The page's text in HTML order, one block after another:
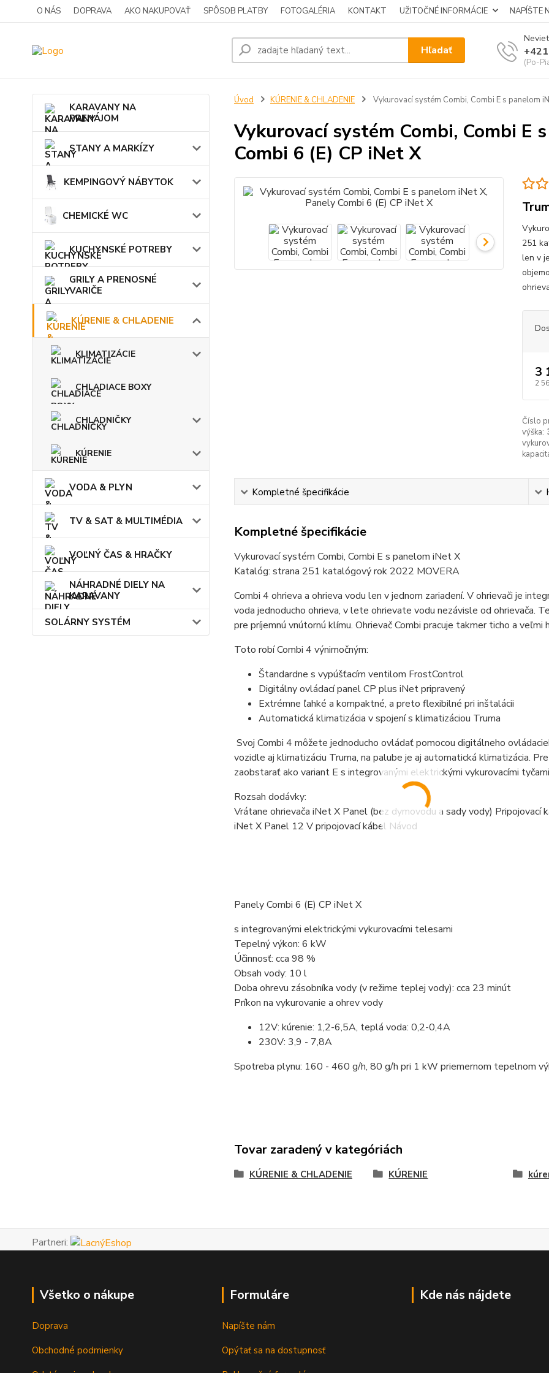
O NÁS DOPRAVA AKO NAKUPOVAŤ SPÔSOB PLATBY FOTOGALÉRIA KONTAKT UŽITOČNÉ INFORMÁCIE NAPÍŠTE
Hľadať
(Po-
KARAVANY NA
PRENÁJOM
STANY A MARKÍZY
KEMPINGOVÝ NÁBYTOK
CHEMICKÉ WC
KUCHYNSKÉ POTREBY
GRILY A PRENOSNÉ
VARIČE
KÚRENIE & CHLADENIE
KLIMATIZÁCIE
CHLADIACE BOXY
CHLADNIČKY
KÚRENIE
VODA & PLYN
TV & SAT & MULTIMÉDIA
VOĽNÝ ČAS & HRAČKY
NÁHRADNÉ DIELY NA
KARAVANY
SOLÁRNY SYSTÉM
Úvod KÚRENIE & CHLADENIE Vykurovací systém Combi, Combi E s panelom
Vykurovací systém Combi, Combi E
Combi 6 (E) CP iNet X
251
len v
3
2
Číslo
výška:
Kompletné špecifikácie
Kompletné špecifikácie
Vykurovací systém Combi, Combi E s panelom iNet X
Katalóg: strana 251 katalógový rok 2022 MOVERA
Combi 4 ohrieva a ohrieva vodu len v jednom zariadení. V ohrievači je
voda jednoducho ohrieva, v lete ohrievate vodu nezávisle od ohrievača.
pre príjemnú vnútornú klímu. Ohrievač Combi pracuje takmer ticho a veľmi
Toto robí Combi 4 výnimočným:
Štandardne s vypúšťacím ventilom FrostControl
Digitálny ovládací panel CP plus iNet pripravený
Extrémne ľahké a kompaktné, a preto flexibilné pri inštalácii
Automatická klimatizácia v spojení s klimatizáciou Truma
Svoj Combi 4 môžete jednoducho ovládať pomocou digitálneho
vozidle aj klimatizáciu Truma, na palube je aj automatická klimatizácia.
zaobstarať ako variant E s integrovanými elektrickými vykurovacími
Rozsah dodávky:
Vrátane ohrievača iNet X Panel (bez dymovodu a sady vody) Pripojovací
iNet X Panel 12 V pripojovací kábel Návod
Panely Combi 6 (E) CP iNet X
s integrovanými elektrickými vykurovacími telesami
Tepelný výkon: 6 kW
Účinnosť: cca 98 %
Obsah vody: 10 l
Doba ohrevu zásobníka vody (v režime teplej vody): cca 23 minút
Príkon na vykurovanie a ohrev vody
12V: kúrenie: 1,2-6,5A, teplá voda: 0,2-0,4A
230V: 3,9 - 7,8A
Spotreba plynu: 160 - 460 g/h, 80 g/h pri 1 kW priemernom tepelnom
Tovar zaradený v kategóriách
KÚRENIE & CHLADENIE KÚRENIE
Partneri:
Všetko o nákupe
Doprava
Obchodné podmienky
Formuláre
Napíšte nám
Opýtať sa na dostupnosť
Kde nás nájdete